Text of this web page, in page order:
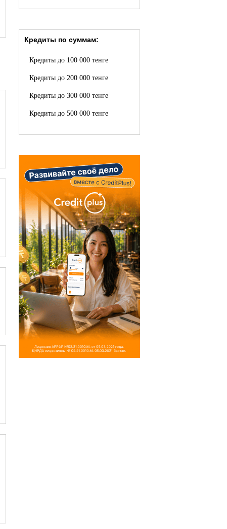
Кредиты по суммам:
Кредиты до 100 000 тенге
Кредиты до 200 000 тенге
Кредиты до 300 000 тенге
Кредиты до 500 000 тенге